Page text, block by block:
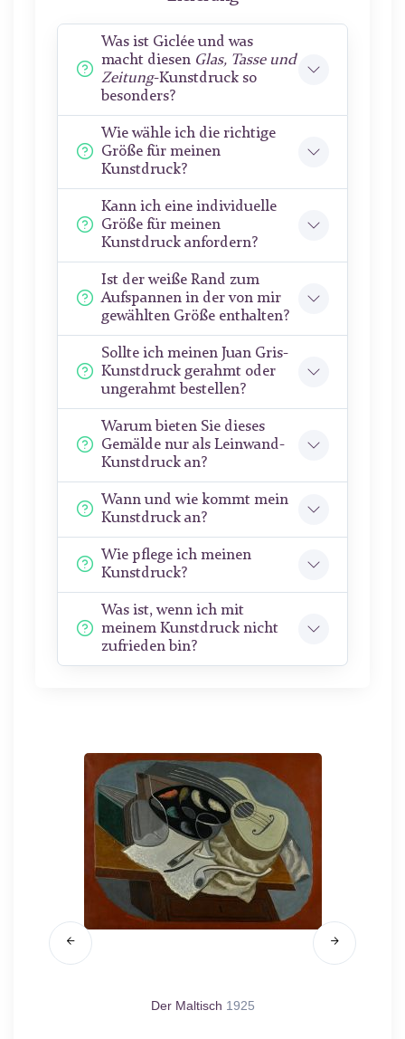
Was ist Giclée und was
macht diesen Glas, Tasse und
Zeitung-Kunstdruck so
besonders?
Wie wähle ich die richtige
Größe für meinen
Kunstdruck?
Kann ich eine individuelle
Größe für meinen
Kunstdruck anfordern?
Ist der weiße Rand zum
Aufspannen in der von mir
gewählten Größe enthalten?
Sollte ich meinen Juan Gris-
Kunstdruck gerahmt oder
ungerahmt bestellen?
Warum bieten Sie dieses
Gemälde nur als Leinwand-
Kunstdruck an?
Wann und wie kommt mein
Kunstdruck an?
Wie pflege ich meinen
Kunstdruck?
Was ist, wenn ich mit
meinem Kunstdruck nicht
zufrieden bin?
Der Maltisch 1925